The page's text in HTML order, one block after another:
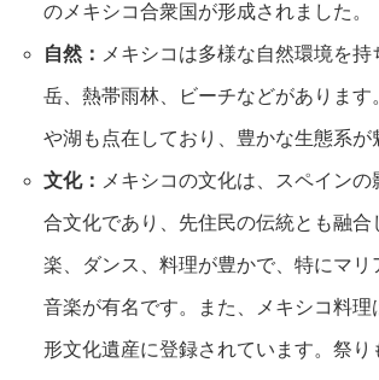
のメキシコ合衆国が形成されました。
自然： メキシコは多様な自然環境を持
岳、熱帯雨林、ビーチなどがあります
や湖も点在しており、豊かな生態系が
文化： メキシコの文化は、スペインの
合文化であり、先住民の伝統とも融合
楽、ダンス、料理が豊かで、特にマリ
音楽が有名です。また、メキシコ料理
形文化遺産に登録されています。祭り